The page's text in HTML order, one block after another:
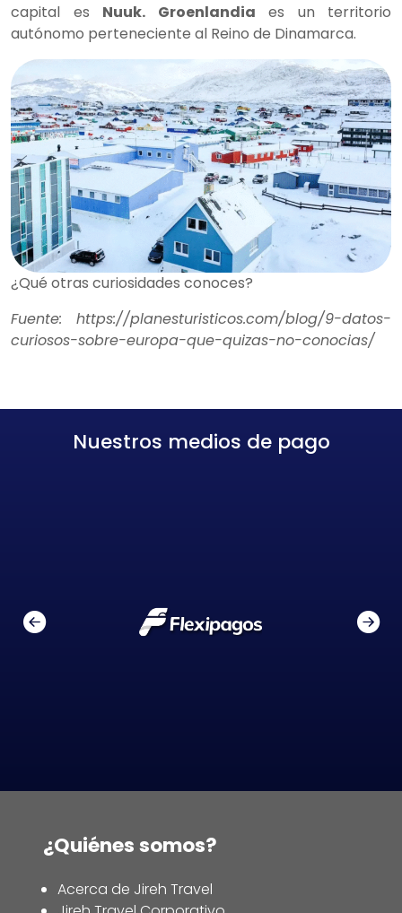
capital es Nuuk. Groenlandia es un territorio
autónomo perteneciente al Reino de Dinamarca.
¿Qué otras curiosidades conoces?
Fuente: https://planesturisticos.com/blog/9-datos-
curiosos-sobre-europa-que-quizas-no-conocias/
Nuestros medios de pago
¿Quiénes somos?
Acerca de Jireh Travel